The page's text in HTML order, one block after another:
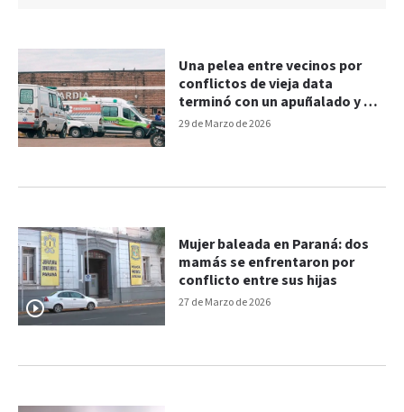
29 de Marzo de 2026
Una pelea entre vecinos por
conflictos de vieja data
terminó con un apuñalado y un
detenido
27 de Marzo de 2026
Mujer baleada en Paraná: dos
mamás se enfrentaron por
conflicto entre sus hijas